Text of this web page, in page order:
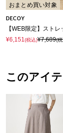
おまとめ買い対象
DECOY
¥6,151(税込)¥7,689(
このアイ